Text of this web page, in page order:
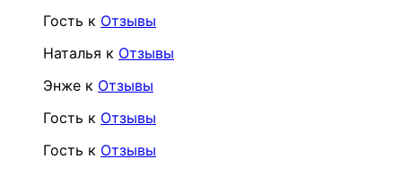
Гость к Отзывы
Наталья к Отзывы
Энже к Отзывы
Гость к Отзывы
Гость к Отзывы